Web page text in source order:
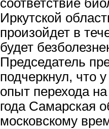
соответствие
Иркутской
произойдет в
будет
Председатель
подчеркнул, что
опыт перехода
года Самарская
московскому